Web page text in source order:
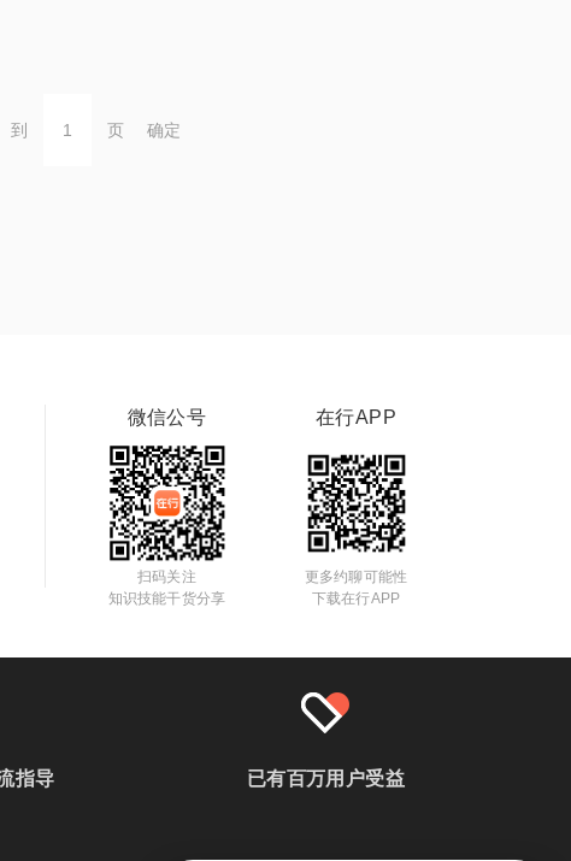
到 页 确定
微信公号
扫码关注
知识技能干货分享
在行APP
更多约聊可能性
下载在行APP
指导 已有百万用户受益